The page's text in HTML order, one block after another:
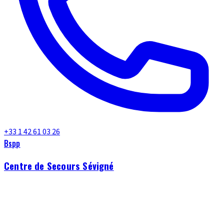
+33 1 42 61 03 26
Bspp
Centre de Secours Sévigné